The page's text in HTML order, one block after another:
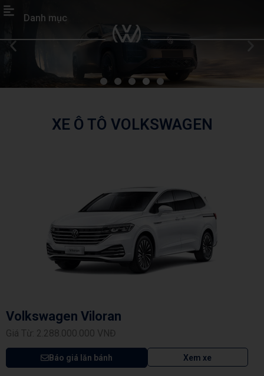
Danh mục
XE Ô TÔ VOLKSWAGEN
Volkswagen Viloran
Giá Từ: 2.288.000.000 VNĐ
Báo giá lăn bánh Xem xe